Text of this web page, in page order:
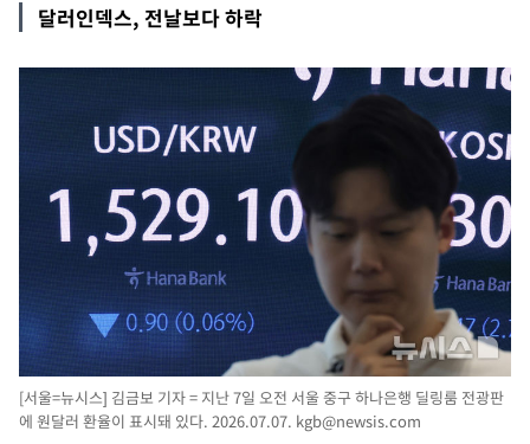
달러인덱스, 전날보다 하락
[서울=뉴시스] 김금보 기자 = 지난 7일 오전 서울 중구 하나은행 딜링룸 전광판
에 원달러 환율이 표시돼 있다. 2026.07.07. kgb@newsis.com